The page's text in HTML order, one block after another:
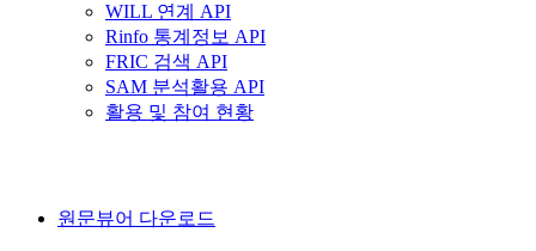
WILL 연계 API
Rinfo 통계정보 API
FRIC 검색 API
SAM 분석활용 API
활용 및 참여 현황
원문뷰어 다운로드